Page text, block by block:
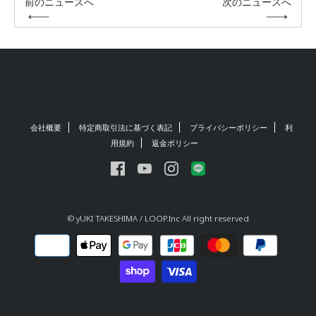
会社概要 特定商取引法に基づく表記 プライバシーポリシー
利
用規約
返金ポリシー
© yUKI TAKESHIMA / LOOP.Inc All right reserved